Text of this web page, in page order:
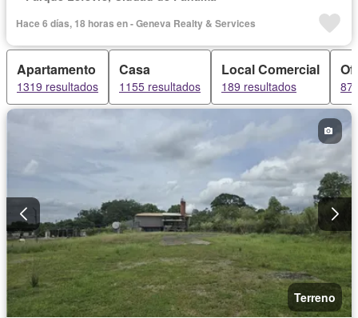
Hace 6 días, 18 horas en - Geneva Realty & Services
Apartamento
1319 resultados
Casa
1155 resultados
Local Comercial
189 resultados 87
Terreno